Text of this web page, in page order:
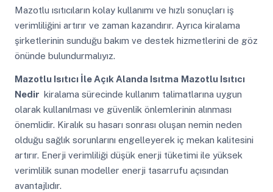
Mazotlu ısıtıcıların kolay kullanımı ve hızlı sonuçları iş
verimliliğini artırır ve zaman kazandırır. Ayrıca kiralama
şirketlerinin sunduğu bakım ve destek hizmetlerini de göz
önünde bulundurmalıyız.
Mazotlu Isıtıcı İle Açık Alanda Isıtma Mazotlu Isıtıcı
Nedir kiralama sürecinde kullanım talimatlarına uygun
olarak kullanılması ve güvenlik önlemlerinin alınması
önemlidir. Kiralık su hasarı sonrası oluşan nemin neden
olduğu sağlık sorunlarını engelleyerek iç mekan kalitesini
artırır. Enerji verimliliği düşük enerji tüketimi ile yüksek
verimlilik sunan modeller enerji tasarrufu açısından
avantajlıdır.